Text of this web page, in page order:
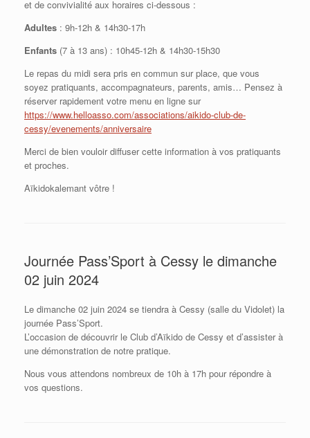
et de convivialité aux horaires ci-dessous :
Adultes : 9h-12h & 14h30-17h
Enfants (7 à 13 ans) : 10h45-12h & 14h30-15h30
Le repas du midi sera pris en commun sur place, que vous
soyez pratiquants, accompagnateurs, parents, amis… Pensez à
réserver rapidement votre menu en ligne sur
https://www.helloasso.com/associations/aikido-club-de-
cessy/evenements/anniversaire
Merci de bien vouloir diffuser cette information à vos pratiquants
et proches.
Aïkidokalemant vôtre !
Journée Pass’Sport à Cessy le dimanche
02 juin 2024
Le dimanche 02 juin 2024 se tiendra à Cessy (salle du Vidolet) la
journée Pass’Sport.
L’occasion de découvrir le Club d’Aïkido de Cessy et d’assister à
une démonstration de notre pratique.
Nous vous attendons nombreux de 10h à 17h pour répondre à
vos questions.